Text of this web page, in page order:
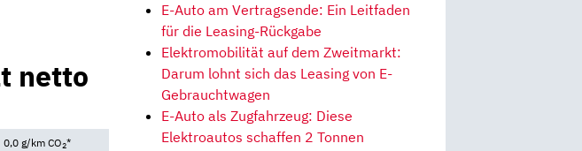
netto
g/km CO2*
E-Auto am Vertragsende: Ein Leitfaden
für die Leasing-Rückgabe
Elektromobilität auf dem Zweitmarkt:
Darum lohnt sich das Leasing von E-
Gebrauchtwagen
E-Auto als Zugfahrzeug: Diese
Elektroautos schaffen 2 Tonnen